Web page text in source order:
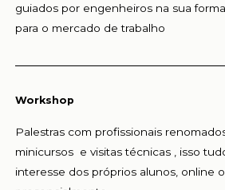
guiados por engenheiros na sua
para o mercado de trabalho
Workshop
Palestras com profissionais
minicursos e visitas técnicas , isso
interesse dos próprios alunos, online